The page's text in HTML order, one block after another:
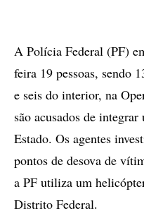
A Polícia Federal (PF)
feira 19 pessoas, sendo
e seis do interior, na
são acusados de
Estado. Os agentes
pontos de desova de
a PF utiliza um
Distrito Federal.